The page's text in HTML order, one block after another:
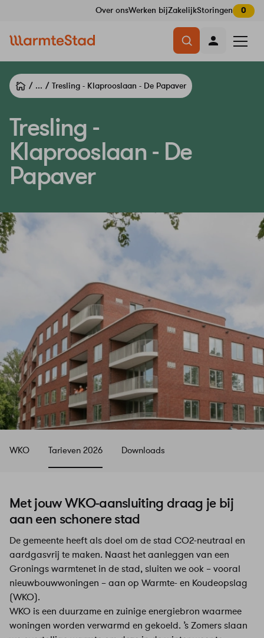
overslaan
Over onsWerken bijZakelijkStoringen 0
openen
... Tresling - Klaprooslaan - De Papaver
Tresling -
Klaprooslaan - De
Papaver
WKO Tarieven 2026 Downloads
Met jouw WKO-aansluiting draag je bij
aan een schonere stad
De gemeente heeft als doel om de stad CO2-neutraal en
aardgasvrij te maken. Naast het aanleggen van een
Gronings warmtenet in de stad, sluiten we ook – vooral
nieuwbouwwoningen – aan op Warmte- en Koudeopslag
(WKO).
WKO is een duurzame en zuinige energiebron waarmee
woningen worden verwarmd en gekoeld. ’s Zomers slaan